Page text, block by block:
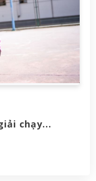
chạy...